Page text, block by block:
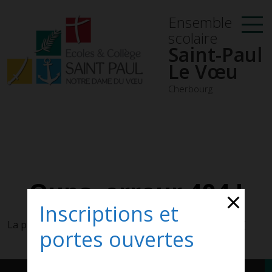
Ensemble
scolaire
Saint-Paul
Le Vœu
Cherbourg
Oups, erreur 404 !
La page que vous recherchez n'existe pas ou plus... :(
Inscriptions et
portes ouvertes